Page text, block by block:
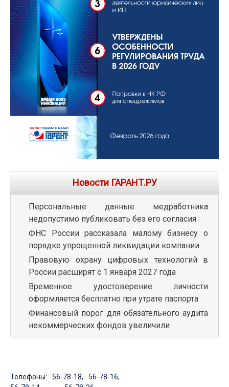
Новости ГАРАНТ.РУ
Персональные данные медработника
недопустимо публиковать без его согласия
ФНС России рассказала малому бизнесу о
порядке упрощенной ликвидации компании
Правовую охрану цифровых технологий в
России расширят с 1 января 2027 года
Временное удостоверение личности
оформляется бесплатно при утрате паспорта
Финансовый порог для обязательного аудита
некоммерческих фондов увеличили
Телефоны: 56-78-18, 56-78-16,